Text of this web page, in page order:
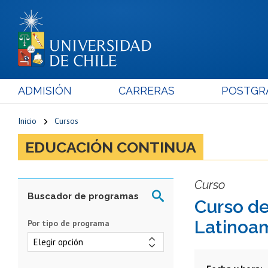
ADMISIÓN CARRERAS
Inicio Cursos
EDUCACIÓN CONTINUA
Curso
Curso
Por tipo de programa